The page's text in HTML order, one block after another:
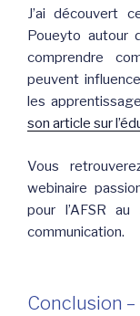
J’ai découvert
Poueyto autour
comprendre
peuvent
les
son article sur
Vous
webinaire
pour l’AFSR
communication.
Conclusion